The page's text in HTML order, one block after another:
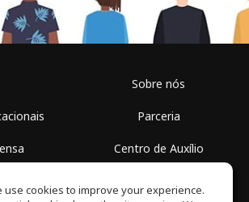
Sobre nós
Parceria
Centro de Auxílio
use cookies to improve your experience.